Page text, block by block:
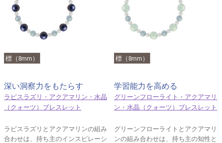
標（8mm）
深い洞察力をもたらす
ラピスラズリ・アクアマリン・水晶
（クォーツ）ブレスレット
ラピスラズリとアクアマリンの組み
合わせは、持ち主のインスピレーシ
標（8mm）
学習能力を高める
グリーンフローライト・アクアマリ
ン・水晶（クォーツ）ブレスレット
グリーンフローライトとアクアマリ
ンの組み合わせは、持ち主の知性と